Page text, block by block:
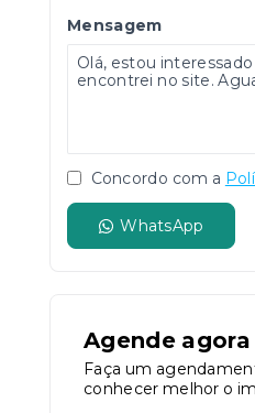
Mensagem
Concordo com a
WhatsApp
Agende
Faça um
conhecer melhor o